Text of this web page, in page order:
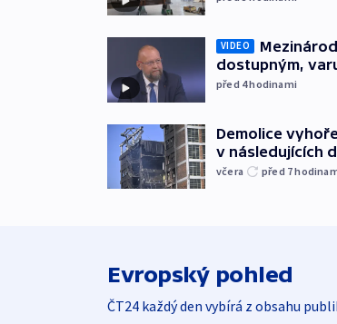
VIDEO
dostupným,
před 4hodinami
Demolice
v následujících
včera před 7
Evropský pohled
ČT24 každý den vybírá z obsahu